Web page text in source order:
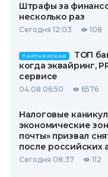
Штрафы за
несколько раз
Сегодня 12:03 108
ПАРТНЕРСКАЯ
ТОП
когда эквайринг,
сервисе
04.08 06:50 6576
Налоговые
экономические
почты» призвал
после российских
Сегодня 08:37 112